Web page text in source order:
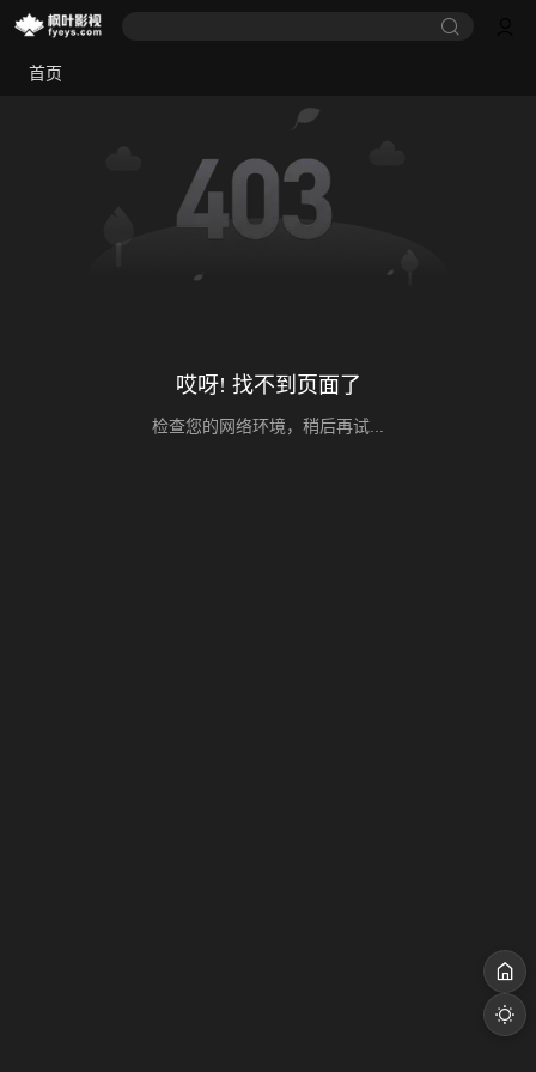
首页
哎呀! 找不到页面了
检查您的网络环境，稍后再试...